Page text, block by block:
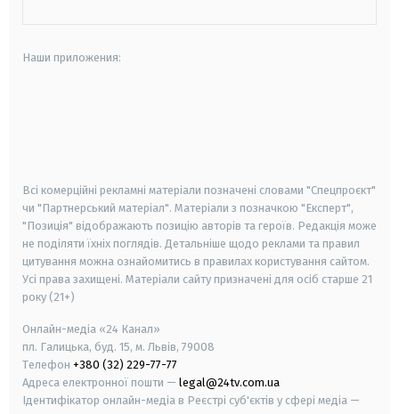
Наши приложения:
Всі комерційні рекламні матеріали позначені словами "Спецпроєкт"
чи "Партнерський матеріал". Матеріали з позначкою "Експерт",
"Позиція" відображають позицію авторів та героїв. Редакція може
не поділяти їхніх поглядів. Детальніше щодо реклами та правил
цитування можна ознайомитись в правилах користування сайтом.
Усі права захищені. Матеріали сайту призначені для осіб старше 21
року (21+)
Онлайн-медіа «24 Канал»
пл. Галицька, буд. 15, м. Львів, 79008
Телефон +380 (32) 229-77-77
Адреса електронної пошти — legal@24tv.com.ua
Ідентифікатор онлайн-медіа в Реєстрі суб'єктів у сфері медіа —